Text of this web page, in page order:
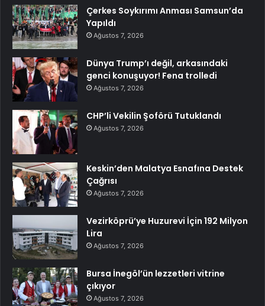
Çerkes Soykırımı Anması Samsun’da
Yapıldı
Ağustos 7, 2026
Dünya Trump’ı değil, arkasındaki
genci konuşuyor! Fena trolledi
Ağustos 7, 2026
CHP’li Vekilin Şoförü Tutuklandı
Ağustos 7, 2026
Keskin’den Malatya Esnafına Destek
Çağrısı
Ağustos 7, 2026
Vezirköprü’ye Huzurevi İçin 192 Milyon
Lira
Ağustos 7, 2026
Bursa İnegöl’ün lezzetleri vitrine
çıkıyor
Ağustos 7, 2026